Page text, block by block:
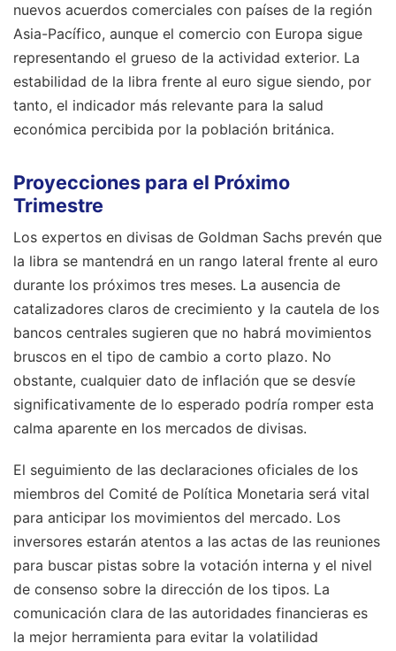
nuevos acuerdos comerciales con países de la región
Asia-Pacífico, aunque el comercio con Europa sigue
representando el grueso de la actividad exterior. La
estabilidad de la libra frente al euro sigue siendo, por
tanto, el indicador más relevante para la salud
económica percibida por la población británica.
Proyecciones para el Próximo
Trimestre
Los expertos en divisas de Goldman Sachs prevén que
la libra se mantendrá en un rango lateral frente al euro
durante los próximos tres meses. La ausencia de
catalizadores claros de crecimiento y la cautela de los
bancos centrales sugieren que no habrá movimientos
bruscos en el tipo de cambio a corto plazo. No
obstante, cualquier dato de inflación que se desvíe
significativamente de lo esperado podría romper esta
calma aparente en los mercados de divisas.
El seguimiento de las declaraciones oficiales de los
miembros del Comité de Política Monetaria será vital
para anticipar los movimientos del mercado. Los
inversores estarán atentos a las actas de las reuniones
para buscar pistas sobre la votación interna y el nivel
de consenso sobre la dirección de los tipos. La
comunicación clara de las autoridades financieras es
la mejor herramienta para evitar la volatilidad